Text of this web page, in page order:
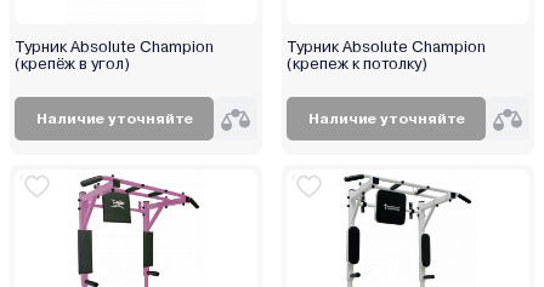
Турник Absolute Champion
(крепёж в угол)
Наличие уточняйте
Турник Absolute Champion
(крепеж к потолку)
Наличие уточняйте